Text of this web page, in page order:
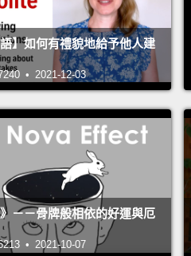
】如何有禮貌地給予他人建
• 2021-12-03
》－－骨牌般相依的好運與厄
• 2021-10-07